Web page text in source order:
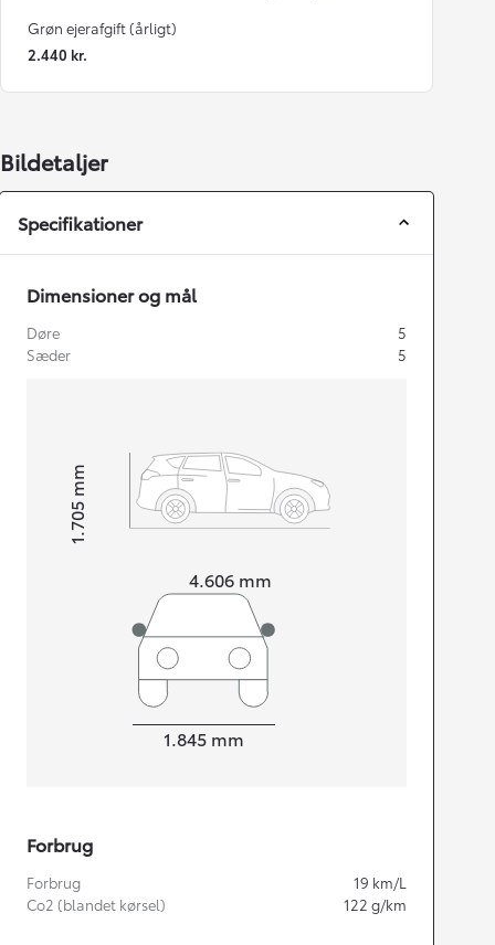
Grøn ejerafgift (årligt)
2.440 kr.
Bildetaljer
Specifikationer
Dimensioner og mål
Døre
5
Sæder
5
4.606 mm
Højt1.705
mm
1.845 mm
Forbrug
Forbrug 19 km/L
Co2 (blandet kørsel)
122 g/km